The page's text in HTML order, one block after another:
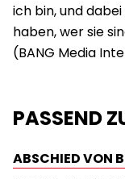
ich bin, und
haben, wer sie
PASSEND
ABSCHIED VON